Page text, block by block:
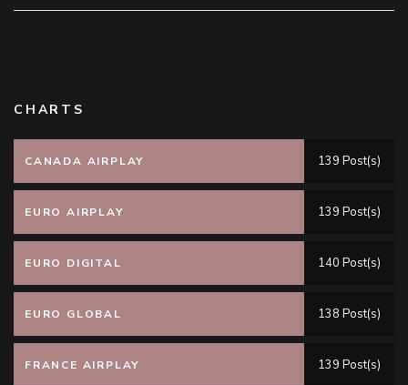
CHARTS
CANADA AIRPLAY 139 Post(s)
EURO AIRPLAY 139 Post(s)
EURO DIGITAL 140 Post(s)
EURO GLOBAL 138 Post(s)
FRANCE AIRPLAY 139 Post(s)